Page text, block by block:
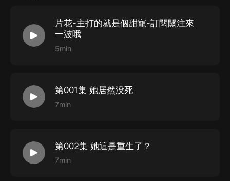
片花-主打的就是個甜寵-訂閱關注來
一波哦
5min
第001集 她居然没死
7min
第002集 她這是重生了？
7min